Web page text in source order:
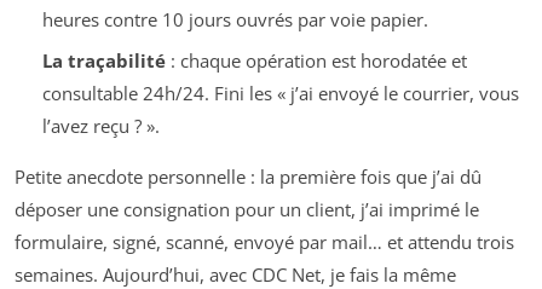
heures contre 10 jours ouvrés par voie papier.
La traçabilité: chaque opération est horodatée et
consultable 24h/24. Fini les « j’ai envoyé le courrier, vous
l’avez reçu ? ».
Petite anecdote personnelle : la première fois que j’ai dû
déposer une consignation pour un client, j’ai imprimé le
formulaire, signé, scanné, envoyé par mail… et attendu trois
semaines. Aujourd’hui, avec CDC Net, je fais la même